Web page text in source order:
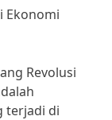
Ekonomi
Revolusi
terjadi di